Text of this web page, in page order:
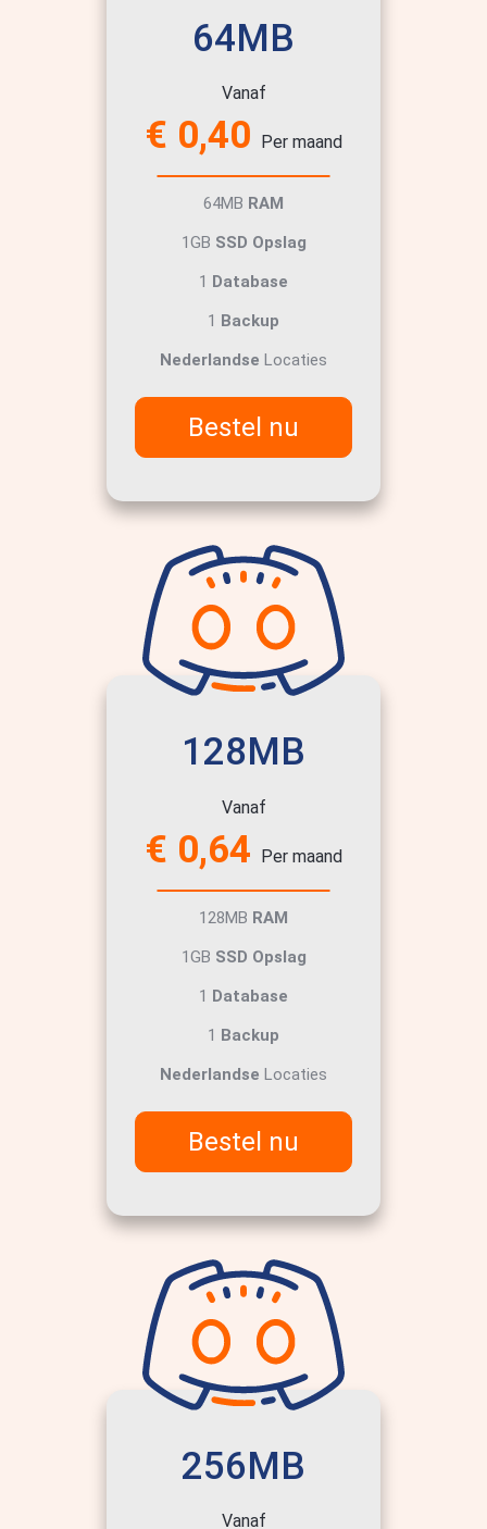
64MB
Vanaf
€ 0,40 Per maand
64MB RAM
1GB SSD Opslag
1 Database
1 Backup
Nederlandse Locaties
Bestel nu
128MB
Vanaf
€ 0,64 Per maand
128MB RAM
1GB SSD Opslag
1 Database
1 Backup
Nederlandse Locaties
Bestel nu
256MB
Vanaf